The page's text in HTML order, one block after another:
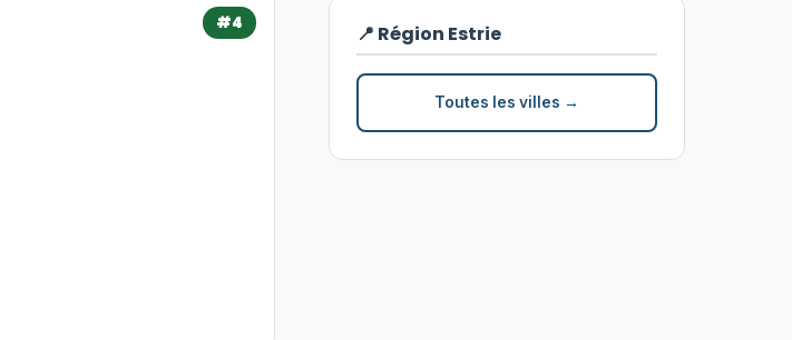
#4 📍 Région Estrie
Toutes les villes →